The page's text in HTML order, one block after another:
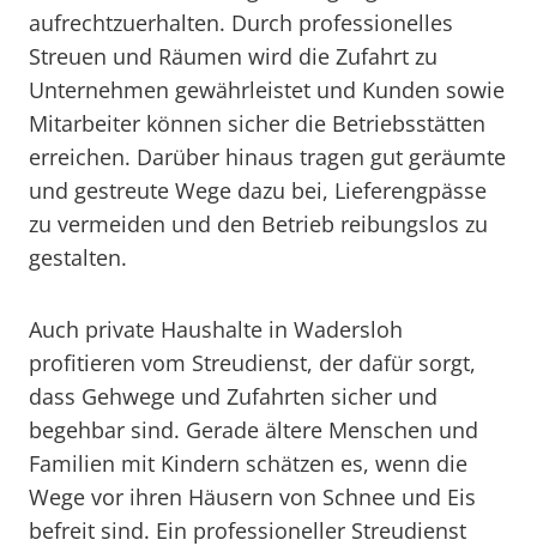
aufrechtzuerhalten. Durch professionelles
Streuen und Räumen wird die Zufahrt zu
Unternehmen gewährleistet und Kunden sowie
Mitarbeiter können sicher die Betriebsstätten
erreichen. Darüber hinaus tragen gut geräumte
und gestreute Wege dazu bei, Lieferengpässe
zu vermeiden und den Betrieb reibungslos zu
gestalten.
Auch private Haushalte in Wadersloh
profitieren vom Streudienst, der dafür sorgt,
dass Gehwege und Zufahrten sicher und
begehbar sind. Gerade ältere Menschen und
Familien mit Kindern schätzen es, wenn die
Wege vor ihren Häusern von Schnee und Eis
befreit sind. Ein professioneller Streudienst